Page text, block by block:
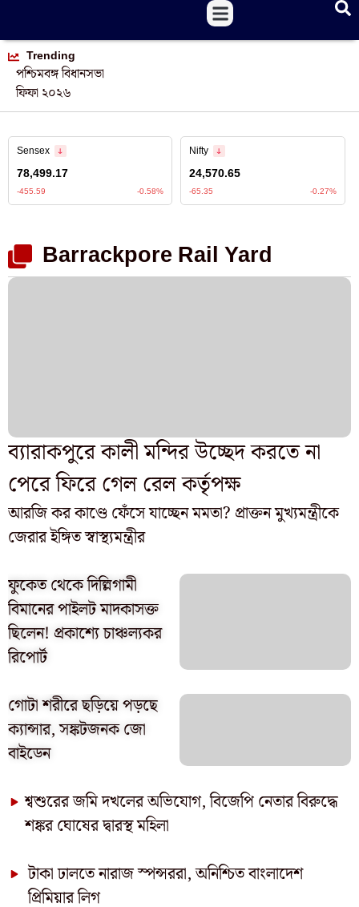
Trending
পশ্চিমবঙ্গ বিধানসভা
ফিফা ২০২৬
আরজি কর কাণ্ডে ফেঁসে যাচ্ছেন মমতা? প্রাক্তন মুখ্যমন্ত্রীকে
জেরার ইঙ্গিত স্বাস্থ্যমন্ত্রীর
ফুকেত থেকে দিল্লিগামী
বিমানের পাইলট মাদকাসক্ত
ছিলেন! প্রকাশ্যে চাঞ্চল্যকর
রিপোর্ট
গোটা শরীরে ছড়িয়ে পড়ছে
ক্যান্সার, সঙ্কটজনক জো
বাইডেন
শ্বশুরের জমি দখলের অভিযোগ, বিজেপি নেতার বিরুদ্ধে
শঙ্কর ঘোষের দ্বারস্থ মহিলা
টাকা ঢালতে নারাজ স্পন্সররা, অনিশ্চিত বাংলাদেশ
প্রিমিয়ার লিগ
Barrackpore Rail Yard
ব্যারাকপুরে কালী মন্দির উচ্ছেদ করতে না
পেরে ফিরে গেল রেল কর্তৃপক্ষ